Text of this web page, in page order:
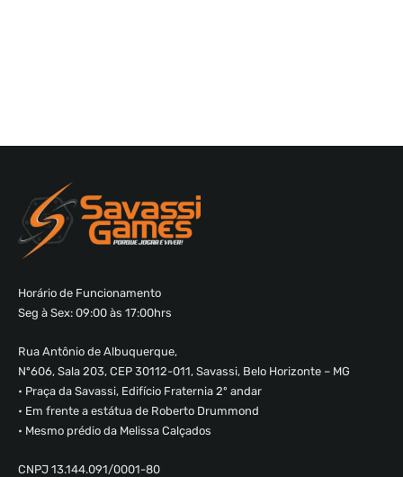
Horário de Funcionamento
Seg à Sex: 09:00 às 17:00hrs
Rua Antônio de Albuquerque,
Nº606, Sala 203, CEP 30112-011, Savassi, Belo Horizonte – MG
• Praça da Savassi, Edifício Fraternia 2º andar
• Em frente a estátua de Roberto Drummond
• Mesmo prédio da Melissa Calçados
CNPJ 13.144.091/0001-80